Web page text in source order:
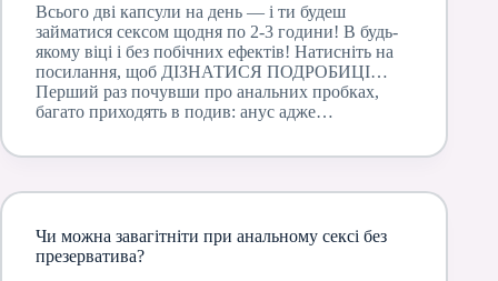
Всього дві капсули на день — і ти будеш
займатися сексом щодня по 2-3 години! В будь-
якому віці і без побічних ефектів! Натисніть на
посилання, щоб ДІЗНАТИСЯ ПОДРОБИЦІ…
Перший раз почувши про анальних пробках,
багато приходять в подив: анус адже…
Чи можна завагітніти при анальному сексі без
презерватива?